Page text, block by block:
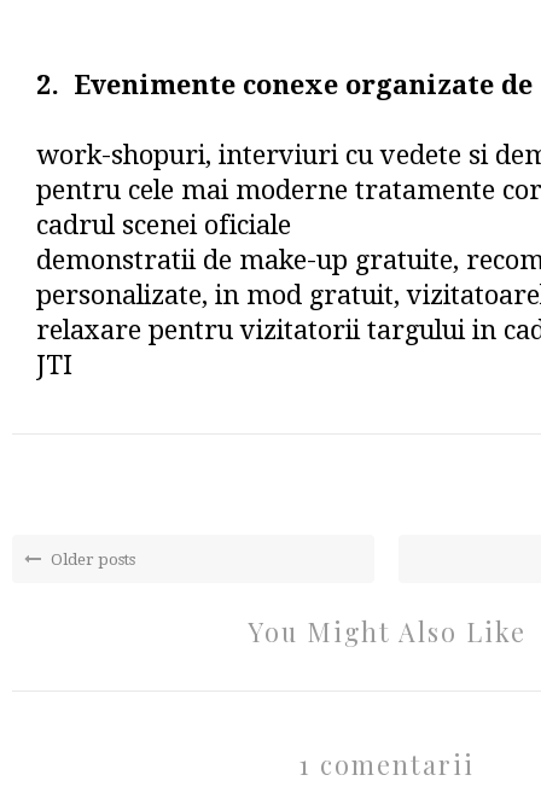
2. Evenimente conexe organizate de
work-shopuri, interviuri cu vedete si
pentru cele mai moderne tratamente
cadrul scenei oficiale
demonstratii de make-up gratuite,
personalizate, in mod gratuit,
relaxare pentru vizitatorii targului in
JTI
Older posts
You Might Also Like
1 comentarii